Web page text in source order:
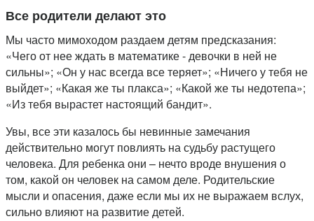
Все родители делают это
Мы часто мимоходом раздаем детям предсказания:
«Чего от нее ждать в математике - девочки в ней не
сильны»; «Он у нас всегда все теряет»; «Ничего у тебя не
выйдет»; «Какая же ты плакса»; «Какой же ты недотепа»;
«Из тебя вырастет настоящий бандит».
Увы, все эти казалось бы невинные замечания
действительно могут повлиять на судьбу растущего
человека. Для ребенка они – нечто вроде внушения о
том, какой он человек на самом деле. Родительские
мысли и опасения, даже если мы их не выражаем вслух,
сильно влияют на развитие детей.